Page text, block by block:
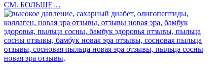
СМ. БОЛЬШЕ…
Бамбука
Здоровья